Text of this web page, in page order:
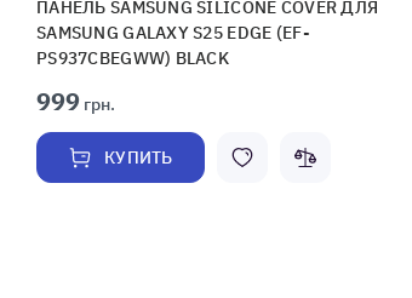
ПАНЕЛЬ SAMSUNG SILICONE COVER ДЛЯ
SAMSUNG GALAXY S25 EDGE (EF-
PS937CBEGWW) BLACK
999 грн.
КУПИТЬ